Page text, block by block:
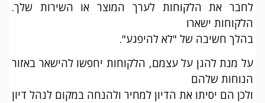
לחבר את הלקוחות לערך המוצר או השירות שלך.
הלקוחות ישארו
בהלך חשיבה של "לא להיפגע".
על מנת להגן על עצמם, הלקוחות יחפשו להישאר באזור
הנוחות שלהם
ולכן הם יסיתו את הדיון למחיר ולהנחה במקום לנהל דיון